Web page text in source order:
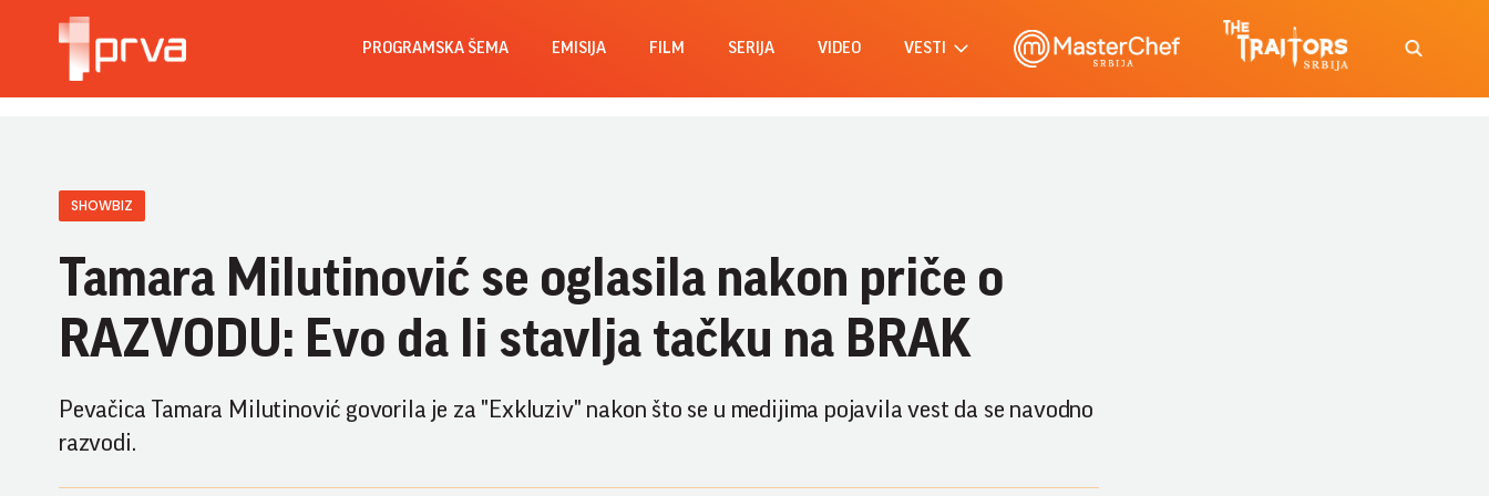
PROGRAMSKA ŠEMA EMISIJA FILM SERIJA VIDEO VESTI
SHOWBIZ
Tamara Milutinović se oglasila nakon priče o
RAZVODU: Evo da li stavlja tačku na BRAK
Pevačica Tamara Milutinović govorila je za "Exkluziv" nakon što se u medijima pojavila vest da se navodno
razvodi.